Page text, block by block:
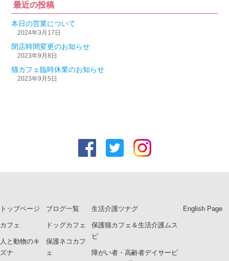
最近の投稿
本日の営業について
2024年3月17日
閉店時間変更のお知らせ
2023年9月8日
猫カフェ臨時休業のお知らせ
2023年9月5日
トップページ
カフェ
人と動物のキ
ズナ
ブログ一覧
ドッグカフェ
保護ネコカフ
ェ
生活介護ツナグ
保護猫カフェ＆生活介護ムス
ビ
障がい者・高齢者デイサービ
English Page